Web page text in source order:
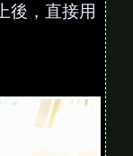
後，直接用